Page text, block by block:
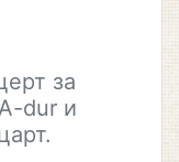
за
dur и